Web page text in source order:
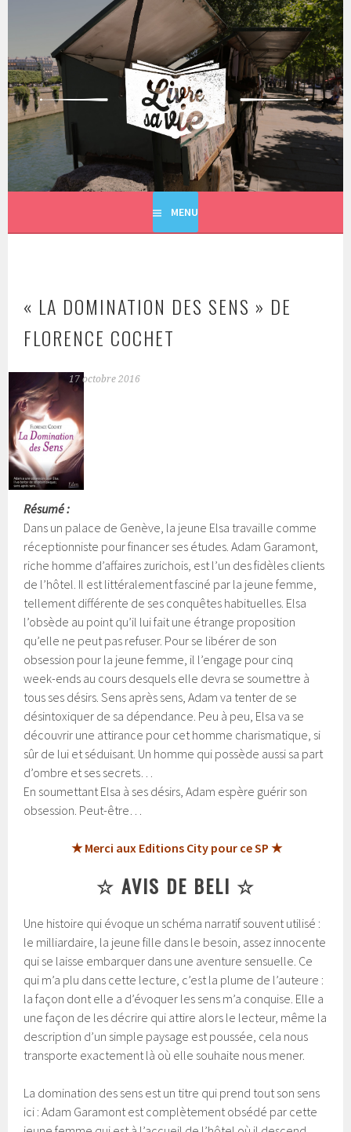
principal
LIVRE SA VIE
MENU
« LA DOMINATION DES SENS » DE
FLORENCE COCHET
17 octobre 2016
Résumé :
Dans un palace de Genève, la jeune Elsa travaille comme
réceptionniste pour financer ses études. Adam Garamont,
riche homme d’affaires zurichois, est l’un des fidèles clients
de l’hôtel. Il est littéralement fasciné par la jeune femme,
tellement différente de ses conquêtes habituelles. Elsa
l’obsède au point qu’il lui fait une étrange proposition
qu’elle ne peut pas refuser. Pour se libérer de son
obsession pour la jeune femme, il l’engage pour cinq
week-ends au cours desquels elle devra se soumettre à
tous ses désirs. Sens après sens, Adam va tenter de se
désintoxiquer de sa dépendance. Peu à peu, Elsa va se
découvrir une attirance pour cet homme charismatique, si
sûr de lui et séduisant. Un homme qui possède aussi sa part
d’ombre et ses secrets…
En soumettant Elsa à ses désirs, Adam espère guérir son
obsession. Peut-être…
★ Merci aux Editions City pour ce SP ★
☆ AVIS DE BELI ☆
Une histoire qui évoque un schéma narratif souvent utilisé :
le milliardaire, la jeune fille dans le besoin, assez innocente
qui se laisse embarquer dans une aventure sensuelle. Ce
qui m’a plu dans cette lecture, c’est la plume de l’auteure :
la façon dont elle a d’évoquer les sens m’a conquise. Elle a
une façon de les décrire qui attire alors le lecteur, même la
description d’un simple paysage est poussée, cela nous
transporte exactement là où elle souhaite nous mener.
La domination des sens est un titre qui prend tout son sens
ici : Adam Garamont est complètement obsédé par cette